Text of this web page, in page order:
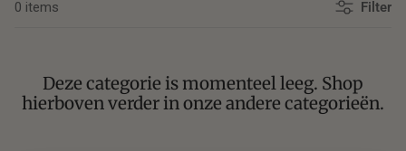
0 items Filter
Deze categorie is momenteel leeg. Shop
hierboven verder in onze andere categorieën.